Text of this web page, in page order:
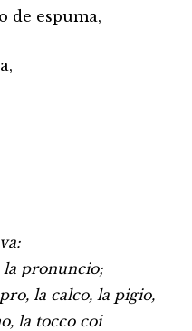
de espuma,
la pronuncio;
la calco, la pigio,
la tocco coi